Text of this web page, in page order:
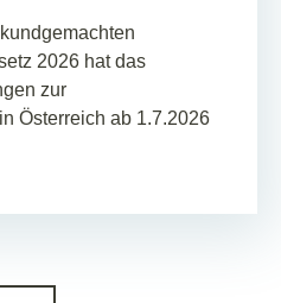
2026 hat das
zur
Österreich ab 1.7.2026